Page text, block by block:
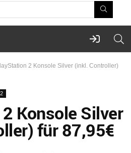
2 Konsole Silver (inkl. Controller)
Konsole Silver
für 87,95€